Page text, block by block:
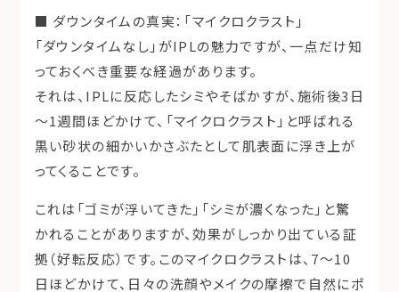
■ ダウンタイムの真実：「マイクロクラスト」
「ダウンタイムなし」がIPLの魅力ですが、一点だけ知
っておくべき重要な経過があります。
それは、IPLに反応したシミやそばかすが、 施術後3日
～1週間ほどかけて、 「マイクロクラスト」 と呼ばれる
黒い砂状の細かいかさぶたとして肌表面に浮き上が
ってくることです。
これは「ゴミが浮いてきた」「シミが濃くなった」と驚
かれることがありますが、効果がしっかり出ている証
拠（好転反応）です。このマイクロクラストは、 7～10
日 ほどかけて、日々の洗顔やメイクの摩擦で自然にポ